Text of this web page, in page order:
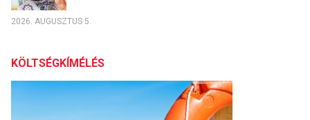
2026. AUGUSZTUS 5.
KÖLTSÉGKÍMÉLÉS